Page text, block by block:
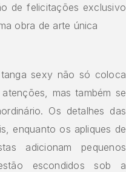
de felicitações exclusivo
obra de arte única
sexy não só coloca
mas também se
Os detalhes das
enquanto os apliques de
adicionam pequenos
escondidos sob a